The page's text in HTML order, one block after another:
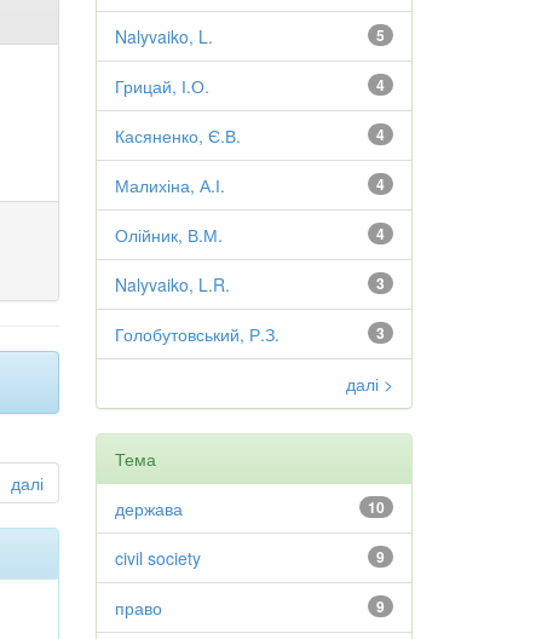
далі
5
Nalyvaiko, L.
4
Грицай, І.О.
4
Касяненко, Є.В.
4
Малихіна, А.І.
4
Олійник, В.М.
3
Nalyvaiko, L.R.
3
Голобутовський, Р.З.
далі >
Тема
10
держава
9
civil society
9
право